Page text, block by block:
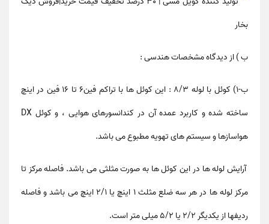
ب ) از دیدگاه مشخصات هندسی :
ب-۱) کوئل با لوله 8/3 : این کوئل ها با تراکم فین6 تا 16 فین در اینچ
ساخته شده و کاربرد عمده آن در کندانسورهای هوایی ، و کوئل DX
هواسازها و سیستم های تهویه مطبوع می باشد.
آرایش لوله ها در این کوئل ها به صورت مثلثی می باشد. فاصله مرکز تا
مرکز لوله ها در هر سه ضلع مثلث ۱ اینچ یا ۲/۱ اینچ می باشد و فاصله
ردیفها از یکدیگر ۲/۲ یا ۵/۲ میلی متر است.